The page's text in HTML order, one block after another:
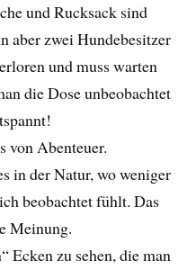
und Rucksack sind
aber zwei Hundebesitzer
und muss warten
die Dose unbeobachtet
von Abenteuer.
in der Natur, wo weniger
beobachtet fühlt. Das
Meinung.
Ecken zu sehen, die man